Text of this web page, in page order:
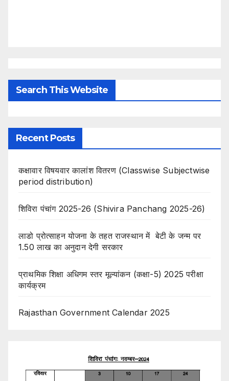
Search This Website
Recent Posts
कक्षावार विषयवार कालांश वितरण (Classwise Subjectwise
period distribution)
शिविरा पंचांग 2025-26 (Shivira Panchang 2025-26)
लाडो प्रोत्साहन योजना के तहत राजस्थान में बेटी के जन्म पर
1.50 लाख का अनुदान देगी सरकार
प्राथमिक शिक्षा अधिगम स्तर मूल्यांकन (कक्षा-5) 2025 परीक्षा
कार्यक्रम
Rajasthan Government Calendar 2025